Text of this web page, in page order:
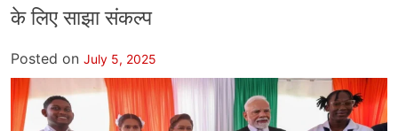
के लिए साझा संकल्प
Posted on July 5, 2025